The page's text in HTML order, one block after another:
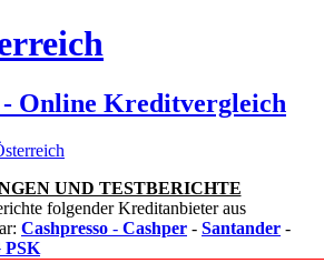
Online Kreditvergleich
UND TESTBERICHTE
folgender Kreditanbieter aus
Cashpresso - Cashper - Santander -
PSK